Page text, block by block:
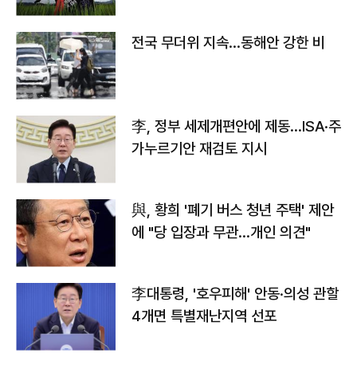
전국 무더위 지속…동해안 강한 비
李, 정부 세제개편안에 제동…ISA·주
가누르기안 재검토 지시
與, 황희 '폐기 버스 청년 주택' 제안
에 "당 입장과 무관…개인 의견"
李대통령, '호우피해' 안동·의성 관할
4개면 특별재난지역 선포